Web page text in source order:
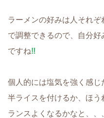
ラーメンの好みは人それ
で調整できるので、自分
ですね‼
個人的には塩気を強く感
半ライスを付けるか、ほ
ランスよくなるかなと、